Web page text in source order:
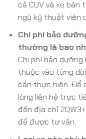
cả CUV và xe bán
ngũ kỹ thuật viên
Chi phí bảo
thường là bao
Chi phí bảo dưỡng
thuộc vào từng
cần thực hiện. Để
lòng liên hệ trực
đến địa chỉ
để được tư vấn.